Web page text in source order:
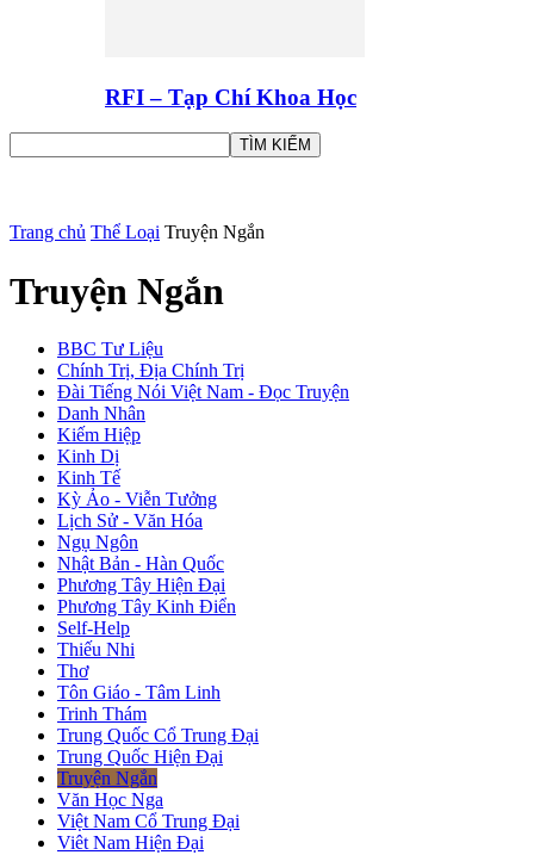
RFI – Tạp Chí Khoa Học
Trang chủ Thể Loại Truyện Ngắn
Truyện Ngắn
BBC Tư Liệu
Chính Trị, Địa Chính Trị
Đài Tiếng Nói Việt Nam - Đọc Truyện
Danh Nhân
Kiếm Hiệp
Kinh Dị
Kinh Tế
Kỳ Ảo - Viễn Tưởng
Lịch Sử - Văn Hóa
Ngụ Ngôn
Nhật Bản - Hàn Quốc
Phương Tây Hiện Đại
Phương Tây Kinh Điển
Self-Help
Thiếu Nhi
Thơ
Tôn Giáo - Tâm Linh
Trinh Thám
Trung Quốc Cổ Trung Đại
Trung Quốc Hiện Đại
Truyện Ngắn
Văn Học Nga
Việt Nam Cổ Trung Đại
Viêt Nam Hiện Đại